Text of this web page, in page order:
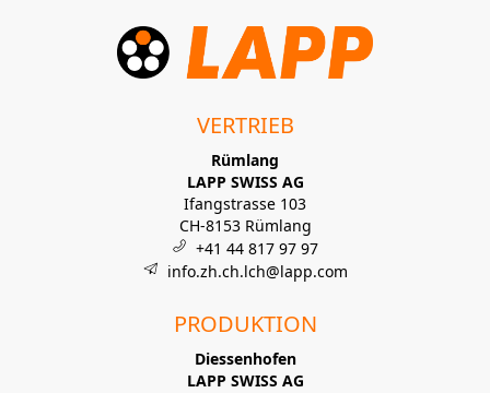
VERTRIEB
Rümlang
LAPP SWISS AG
Ifangstrasse 103
CH-8153 Rümlang
+41 44 817 97 97
info.zh.ch.lch@lapp.com
PRODUKTION
Diessenhofen
LAPP SWISS AG